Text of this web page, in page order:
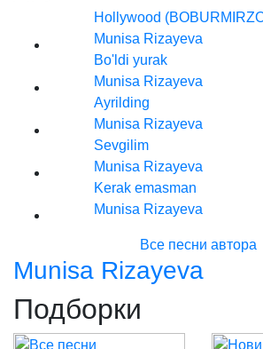
Hollywood
Munisa Rizayeva
Bo'ldi yurak
Munisa Rizayeva
Ayrilding
Munisa Rizayeva
Sevgilim
Munisa Rizayeva
Kerak emasman
Munisa Rizayeva
Все песни автора
Munisa Rizayeva
Подборки